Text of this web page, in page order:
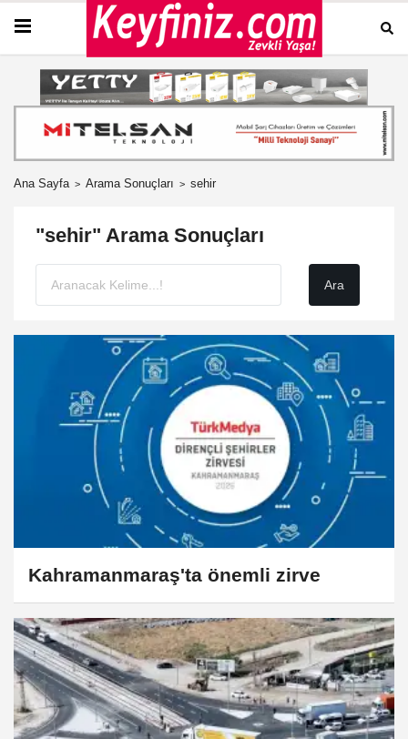
Ana Sayfa Arama Sonuçları sehir
"sehir" Arama Sonuçları
Kahramanmaraş'ta önemli zirve